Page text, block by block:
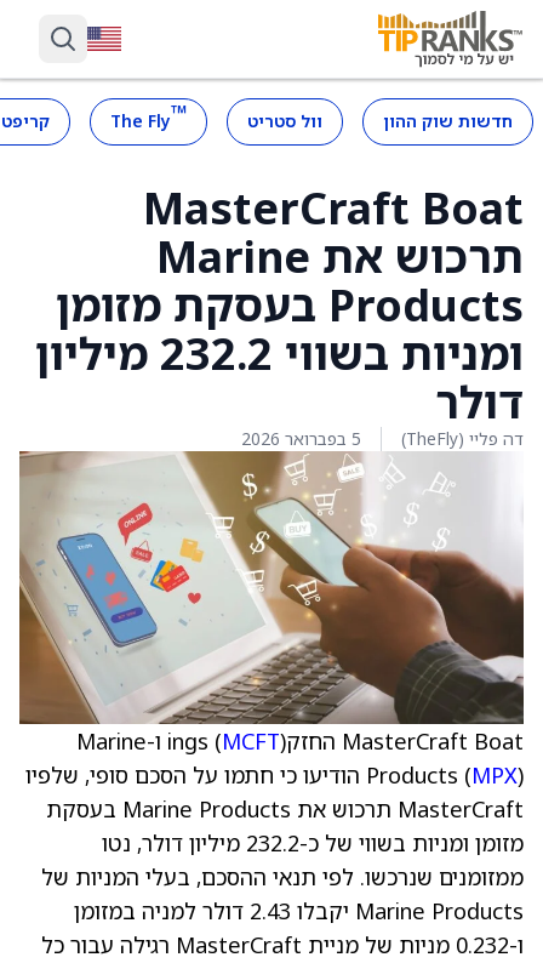
חדשות שוק ההון וול סטריט ™
The Fly
MasterCraft Boat
תרכוש את Marine
Products בעסקת מזומן
ומניות בשווי 232.2 מיליון
דולר
דה פליי (TheFly) 5 בפברואר 2026
MasterCraft Boat החזקings ( MCFT
) ו-Marine
Products (MPX
) הודיעו כי חתמו על הסכם סופי, שלפיו
MasterCraft תרכוש את Marine Products בעסקת
מזומן ומניות בשווי של כ-232.2 מיליון דולר, נטו
ממזומנים שנרכשו. לפי תנאי ההסכם, בעלי המניות של
Marine Products יקבלו 2.43 דולר למניה במזומן
ו-0.232 מניות של מניית MasterCraft רגילה עבור כל